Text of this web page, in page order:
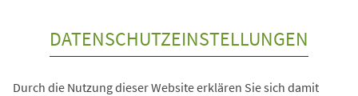
DATENSCHUTZEINSTELLUNGEN
Durch die Nutzung dieser Website erklären Sie sich damit